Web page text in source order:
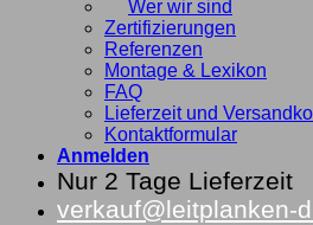
Wer wir sind
Zertifizierungen
Referenzen
Montage & Lexikon
FAQ
Lieferzeit und
Kontaktformular
Anmelden
Nur 2 Tage Lieferzeit
verkauf@leitplanken-